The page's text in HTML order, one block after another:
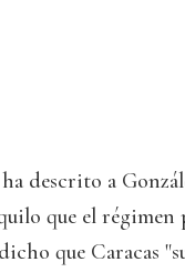
descrito a
que el régimen
que Caracas